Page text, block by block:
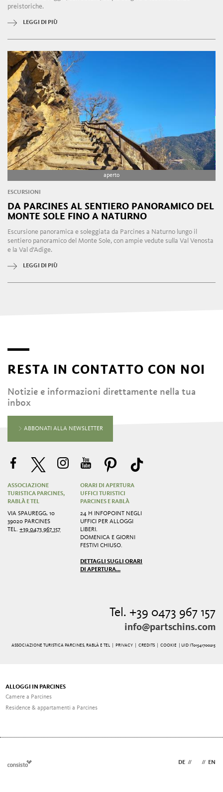
preistoriche.
LEGGI DI PIÙ
aperto
ESCURSIONI
DA PARCINES AL SENTIERO PANORAMICO DEL
MONTE SOLE FINO A NATURNO
Escursione panoramica e soleggiata da Parcines a Naturno lungo il
sentiero panoramico del Monte Sole, con ampie vedute sulla Val Venosta
e la Val d’Adige.
LEGGI DI PIÙ
RESTA IN CONTATTO CON NOI
Notizie e informazioni direttamente nella tua
inbox
ABBONATI ALLA NEWSLETTER
ASSOCIAZIONE
TURISTICA PARCINES,
RABLÀ E TEL
VIA SPAUREGG, 10
39020 PARCINES
TEL.+39 0473 967 157
ORARI DI APERTURA
UFFICI TURISTICI
PARCINES E RABLÀ
24 H INFOPOINT NEGLI
UFFICI PER ALLOGGI
LIBERI.
DOMENICA E GIORNI
FESTIVI CHIUSO.
DETTAGLI SUGLI ORARI
DI APERTURA...
Tel. +39 0473 967 157
info@partschins.com
ASSOCIAZIONE TURISTICA PARCINES, RABLÀ E TEL | PRIVACY| CREDITS| COOKIE | UID IT01541700215
ALLOGGI IN PARCINES
Camere a Parcines
Residence & appartamenti a Parcines
DE // // EN